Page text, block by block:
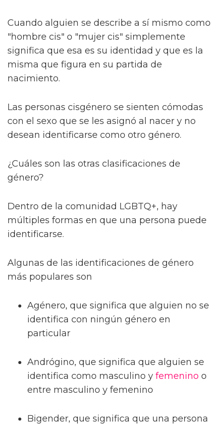
Cuando alguien se describe a sí mismo como
"hombre cis" o "mujer cis" simplemente
significa que esa es su identidad y que es la
misma que figura en su partida de
nacimiento.
Las personas cisgénero se sienten cómodas
con el sexo que se les asignó al nacer y no
desean identificarse como otro género.
¿Cuáles son las otras clasificaciones de
género?
Dentro de la comunidad LGBTQ+, hay
múltiples formas en que una persona puede
identificarse.
Algunas de las identificaciones de género
más populares son
Agénero, que significa que alguien no se
identifica con ningún género en
particular
Andrógino, que significa que alguien se
identifica como masculino y femenino o
entre masculino y femenino
Bigender, que significa que una persona